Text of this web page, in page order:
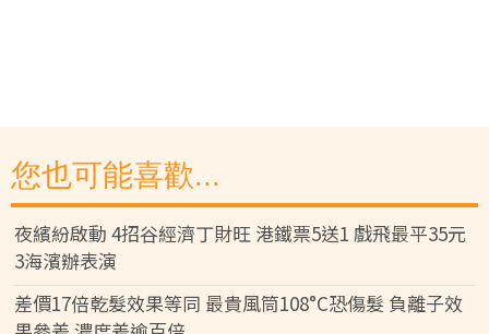
您也可能喜歡...
夜繽紛啟動 4招谷經濟丁財旺 港鐵票5送1 戲飛最平35元
3海濱辦表演
差價17倍乾髮效果等同 最貴風筒108°C恐傷髮 負離子效